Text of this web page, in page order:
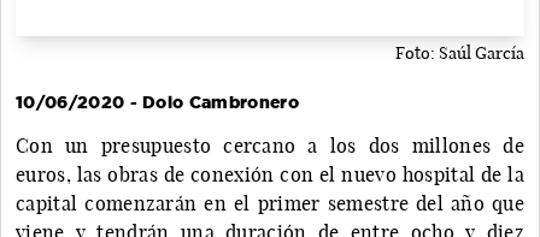
Foto: Saúl García
10/06/2020 - Dolo Cambronero
Con un presupuesto cercano a los dos millones de
euros, las obras de conexión con el nuevo hospital de la
capital comenzarán en el primer semestre del año que
viene y tendrán una duración de entre ocho y diez